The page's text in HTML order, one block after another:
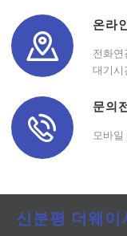
온라
전화연
대기시
문의
모바일
신분평 더웨이